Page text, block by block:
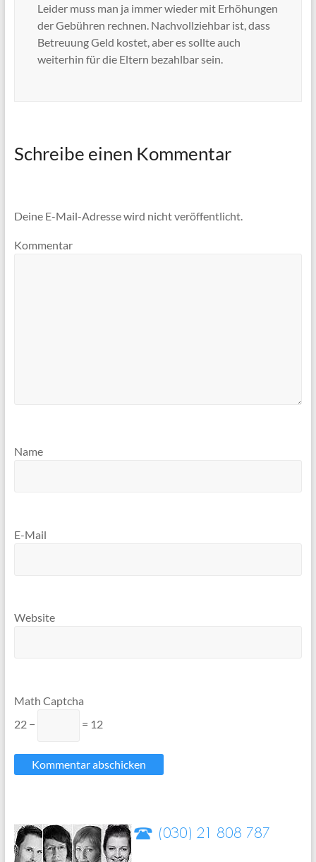
Leider muss man ja immer wieder mit Erhöhungen
der Gebühren rechnen. Nachvollziehbar ist, dass
Betreuung Geld kostet, aber es sollte auch
weiterhin für die Eltern bezahlbar sein.
Schreibe einen Kommentar
Deine E-Mail-Adresse wird nicht veröffentlicht.
Kommentar
Name
E-Mail
Website
Math Captcha
22 −
= 12